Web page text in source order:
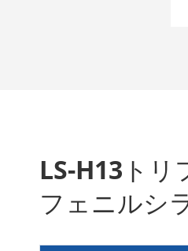
LS-H13トリ
フェニルシ